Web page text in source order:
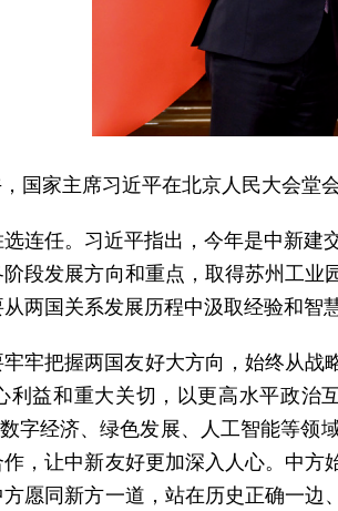
国家主席习近平在北京人民大会堂
连任。习近平指出，今年是中新
段发展方向和重点，取得苏州工
两国关系发展历程中汲取经验和智
牢把握两国友好大方向，始终从
利益和重大关切，以更高水平政
字经济、绿色发展、人工智能等
，让中新友好更加深入人心。中方
愿同新方一道，站在历史正确一